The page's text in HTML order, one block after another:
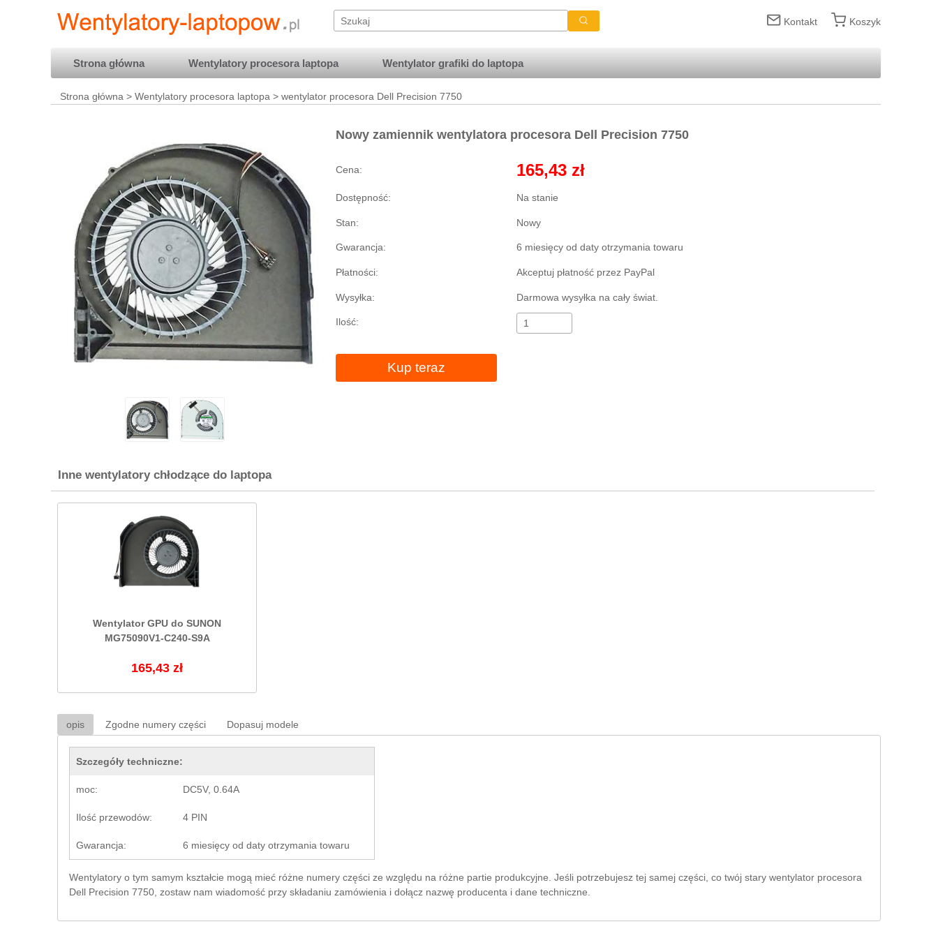
Kontakt Koszyk
Strona główna Wentylatory procesora laptopa Wentylator grafiki do laptopa
Strona główna >Wentylatory procesora laptopa > wentylator procesora Dell Precision 7750
Nowy zamiennik wentylatora procesora Dell Precision 7750
Cena: 165,43 zł
Dostępność: Na stanie
Stan: Nowy
Gwarancja: 6 miesięcy od daty otrzymania towaru
Płatności: Akceptuj płatność przez PayPal
Wysyłka: Darmowa wysyłka na cały świat.
Ilość:
Kup teraz
Inne wentylatory chłodzące do laptopa
Wentylator GPU do SUNON
MG75090V1-C240-S9A
165,43 zł
opis Zgodne numery części Dopasuj modele
Szczegóły techniczne:
moc: DC5V, 0.64A
Ilość przewodów: 4 PIN
Gwarancja: 6 miesięcy od daty otrzymania towaru
Wentylatory o tym samym kształcie mogą mieć różne numery części ze względu na różne partie produkcyjne. Jeśli potrzebujesz tej samej części, co twój stary wentylator procesora
Dell Precision 7750, zostaw nam wiadomość przy składaniu zamówienia i dołącz nazwę producenta i dane techniczne.